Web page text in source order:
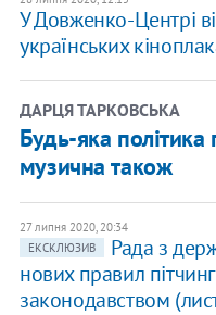
У Довженко-Центрі
українських
ДАРЦЯ ТАРКОВСЬКА
Будь-яка політика
музична також
27 липня 2020, 20:34
ЕКСКЛЮЗИВ
Рада з
нових правил
законодавством